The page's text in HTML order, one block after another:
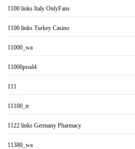
1100 links Italy OnlyFans
1100 links Turkey Casino
11000_wa
11000prod4
111
11100_tr
1122 links Germany Pharmacy
11380_wa